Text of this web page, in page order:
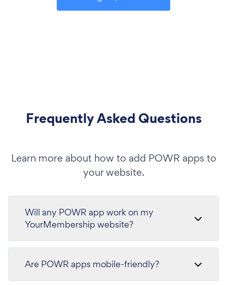
Frequently Asked Questions
Learn more about how to add POWR apps to
your website.
Will any POWR app work on my
YourMembership website?
Are POWR apps mobile-friendly?